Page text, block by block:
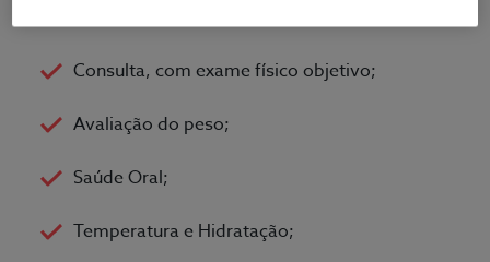
Consulta, com exame físico objetivo;
Avaliação do peso;
Saúde Oral;
Temperatura e Hidratação;